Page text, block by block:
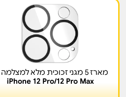
מארז 5 מגני זכוכית מלא למצלמה ל-
iPhone 12 Pro/12 Pro Max